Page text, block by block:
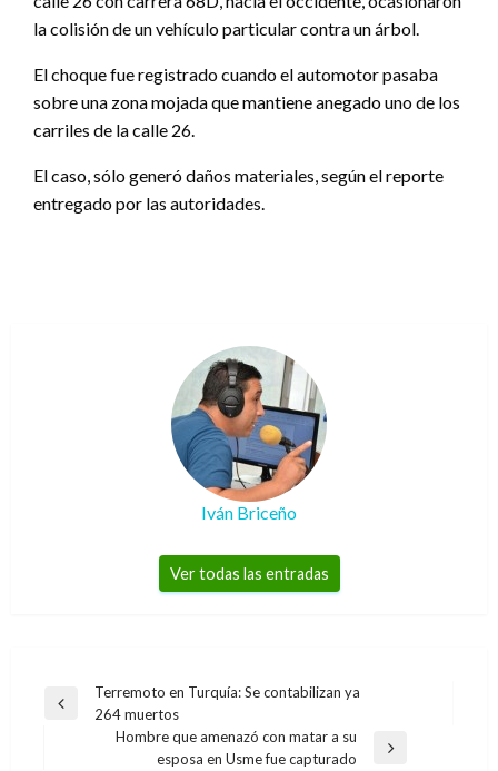
la colisión de un vehículo particular contra un árbol.
El choque fue registrado cuando el automotor pasaba
sobre una zona mojada que mantiene anegado uno de los
carriles de la calle 26.
El caso, sólo generó daños materiales, según el reporte
entregado por las autoridades.
Iván Briceño
Ver todas las entradas
Navegación
Entrada
Terremoto en Turquía: Se contabilizan ya
264 muertos
Hombre que amenazó con matar a su
esposa en Usme fue capturado